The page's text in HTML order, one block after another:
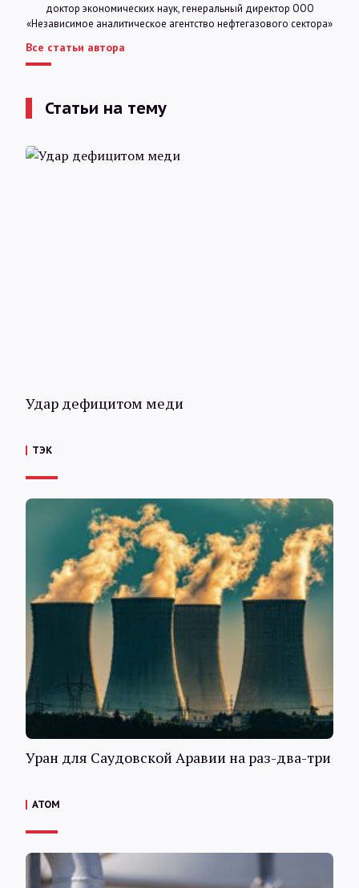
доктор экономических наук, генеральный директор ООО
«Независимое аналитическое агентство нефтегазового сектора»
Все статьи автора
Статьи на тему
Удар дефицитом меди
ТЭК
Уран для Саудовской Аравии на раз-два-три
АТОМ